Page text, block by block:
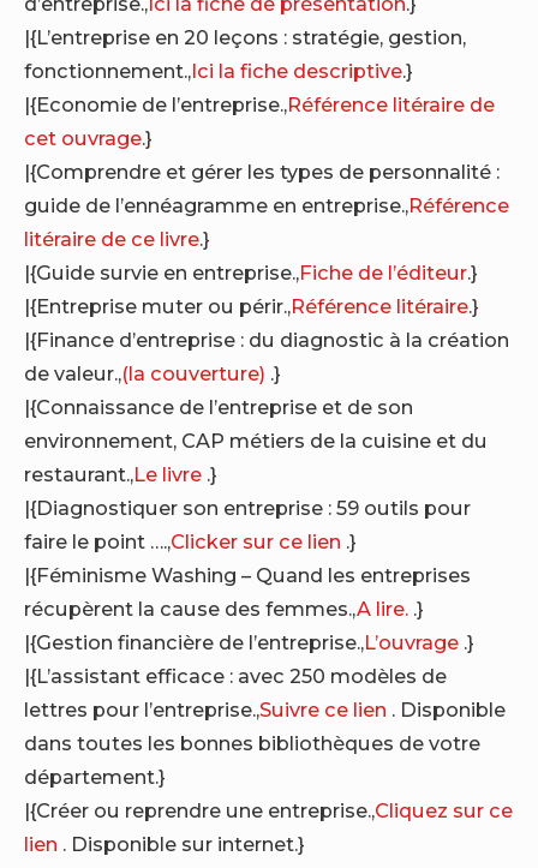
|{L’entreprise en 20 leçons : stratégie, gestion,
fonctionnement.,Ici la fiche descriptive.}
|{Economie de l’entreprise.,Référence litéraire de
cet ouvrage.}
|{Comprendre et gérer les types de personnalité :
guide de l’ennéagramme en entreprise.,Référence
litéraire de ce livre.}
|{Guide survie en entreprise.,Fiche de l’éditeur.}
|{Entreprise muter ou périr.,Référence litéraire.}
|{Finance d’entreprise : du diagnostic à la création
de valeur.,(la couverture) .}
|{Connaissance de l’entreprise et de son
environnement, CAP métiers de la cuisine et du
restaurant.,Le livre .}
|{Diagnostiquer son entreprise : 59 outils pour
faire le point ….,Clicker sur ce lien .}
|{Féminisme Washing – Quand les entreprises
récupèrent la cause des femmes.,A lire. .}
|{Gestion financière de l’entreprise.,L’ouvrage .}
|{L’assistant efficace : avec 250 modèles de
lettres pour l’entreprise.,Suivre ce lien . Disponible
dans toutes les bonnes bibliothèques de votre
département.}
|{Créer ou reprendre une entreprise.,Cliquez sur ce
lien . Disponible sur internet.}